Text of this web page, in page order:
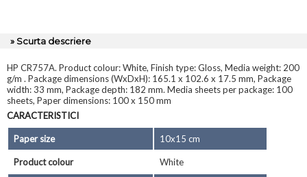
» Scurta descriere
HP CR757A. Product colour: White, Finish type: Gloss, Media weight: 200
g/m . Package dimensions (WxDxH): 165.1 x 102.6 x 17.5 mm, Package
width: 33 mm, Package depth: 182 mm. Media sheets per package: 100
sheets, Paper dimensions: 100 x 150 mm
CARACTERISTICI
Paper size 10x15 cm
Product colour White